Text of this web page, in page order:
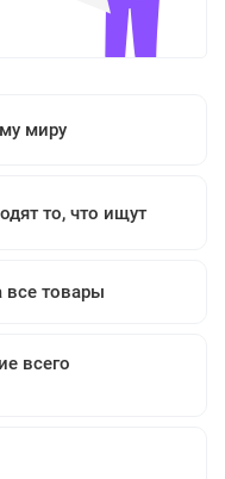
миру
то, что ищут
все товары
всего